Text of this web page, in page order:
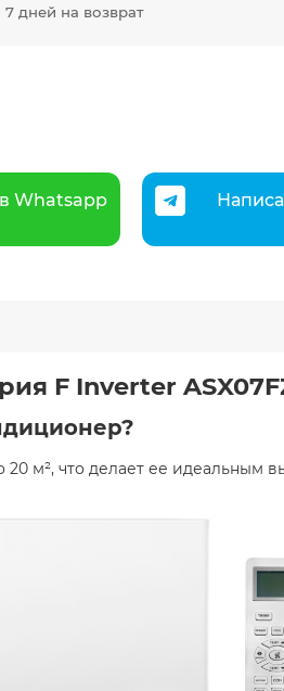
7 дней на возврат
Whatsapp
F Inverter
м², что делает ее идеальным